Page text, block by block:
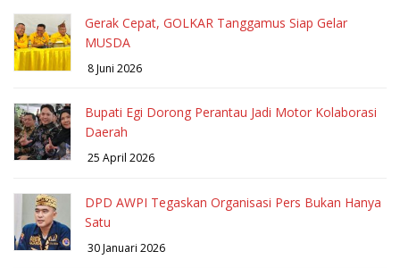
Gerak Cepat, GOLKAR Tanggamus Siap Gelar
MUSDA
8 Juni 2026
Bupati Egi Dorong Perantau Jadi Motor Kolaborasi
Daerah
25 April 2026
DPD AWPI Tegaskan Organisasi Pers Bukan Hanya
Satu
30 Januari 2026